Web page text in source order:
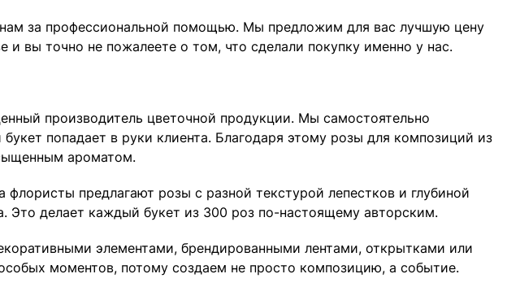
за профессиональной помощью. Мы предложим для вас лучшую цену
и вы точно не пожалеете о том, что сделали покупку именно у нас.
производитель цветочной продукции. Мы самостоятельно
попадает в руки клиента. Благодаря этому розы для композиций из
ароматом.
предлагают розы с разной текстурой лепестков и глубиной
Это делает каждый букет из 300 роз по-настоящему авторским.
элементами, брендированными лентами, открытками или
моментов, потому создаем не просто композицию, а событие.